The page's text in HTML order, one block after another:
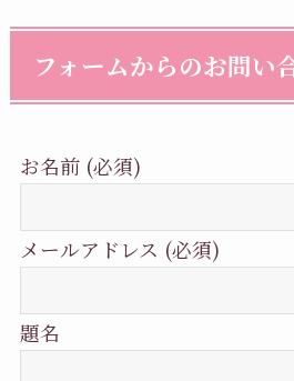
フォームからのお問い
お名前 (必須)
メールアドレス (必須)
題名